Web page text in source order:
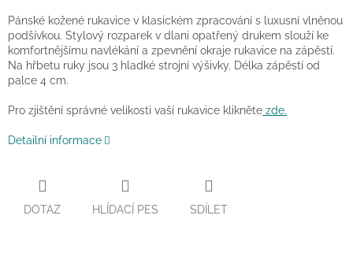
Pánské kožené rukavice v klasickém zpracování s luxusní vlněnou
podšívkou. Stylový rozparek v dlani opatřený drukem slouží ke
komfortnějšímu navlékání a zpevnění okraje rukavice na zápěstí.
Na hřbetu ruky jsou 3 hladké strojní výšivky. Délka zápěstí od
palce 4 cm.
Pro zjištění správné velikosti vaší rukavice klikněte zde.
Detailní informace
DOTAZ HLÍDACÍ PES SDÍLET